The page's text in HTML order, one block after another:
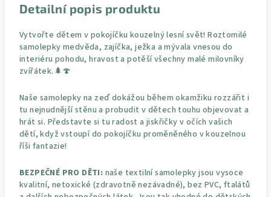
Detailní popis produktu
Vytvořte dětem v pokojíčku kouzelný lesní svět! Roztomilé
samolepky medvěda, zajíčka, ježka a mývala vnesou do
interiéru pohodu, hravost a potěší všechny malé milovníky
zvířátek.🌲🍄
Naše samolepky na zeď dokážou během okamžiku rozzářit i
tu nejnudnější stěnu a probudit v dětech touhu objevovat a
hrát si. Představte si tu radost a jiskřičky v očích vašich
dětí, když vstoupí do pokojíčku proměněného v kouzelnou
říši fantazie!
BEZPEČNÉ PRO DĚTI: naše textilní samolepky jsou vysoce
kvalitní, netoxické (zdravotně nezávadné), bez PVC, ftalátů